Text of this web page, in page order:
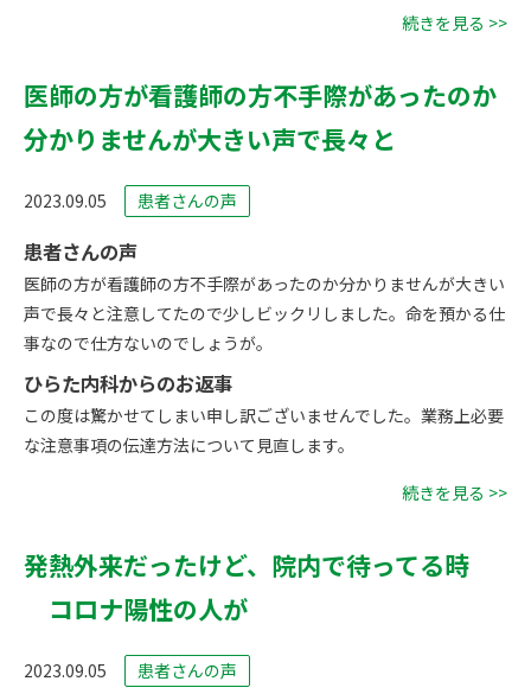
続きを見る >>
医師の方が看護師の方不手際があったのか
分かりませんが大きい声で長々と
2023.09.05 患者さんの声
患者さんの声
医師の方が看護師の方不手際があったのか分かりませんが大きい
声で長々と注意してたので少しビックリしました。命を預かる仕
事なので仕方ないのでしょうが。
ひらた内科からのお返事
この度は驚かせてしまい申し訳ございませんでした。業務上必要
な注意事項の伝達方法について見直します。
続きを見る >>
発熱外来だったけど、院内で待ってる時
コロナ陽性の人が
2023.09.05 患者さんの声